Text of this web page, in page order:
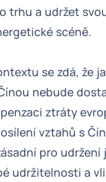
trhu a udržet
scéně.
se zdá, že
nebude
ztráty
vztahů s
pro udržení
udržitelnosti a